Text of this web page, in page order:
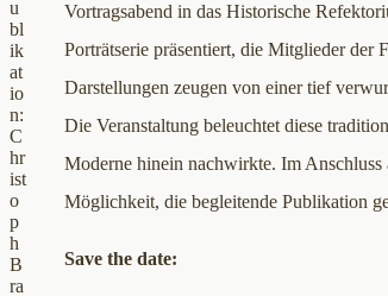
u
bl
ik
at
io
n:
C
hr
ist
o
p
h
B
ra
Vortragsabend in das Historische
Porträtserie präsentiert, die Mitglieder der
Darstellungen zeugen von einer tief
Die Veranstaltung beleuchtet diese
Moderne hinein nachwirkte. Im Anschluss
Möglichkeit, die begleitende Publikation
Save the date: